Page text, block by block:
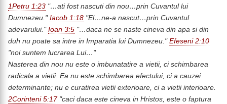
1Petru 1:23 "…ati fost nascuti din nou…prin Cuvantul lui
Dumnezeu." Iacob 1:18 "El…ne-a nascut…prin Cuvantul
adevarului." Ioan 3:5 "…daca ne se naste cineva din apa si din
duh nu poate sa intre in Imparatia lui Dumnezeu." Efeseni 2:10
"noi suntem lucrarea Lui…"
Nasterea din nou nu este o imbunatatire a vietii, ci schimbarea
radicala a vietii. Ea nu este schimbarea efectului, ci a cauzei
determinante; nu e curatirea vietii exterioare, ci a vietii interioare.
2Corinteni 5:17"caci daca este cineva in Hristos, este o faptura